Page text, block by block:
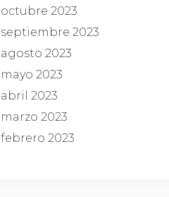
octubre 2023
septiembre 2023
agosto 2023
mayo 2023
abril 2023
marzo 2023
febrero 2023